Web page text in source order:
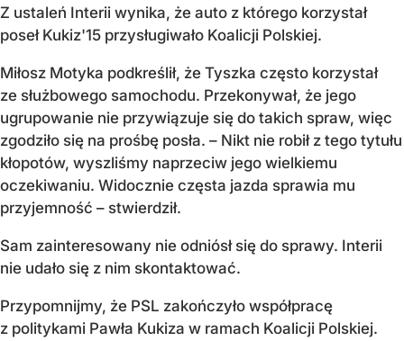
Z ustaleń Interii wynika, że auto z którego korzystał
poseł Kukiz'15 przysługiwało Koalicji Polskiej.
Miłosz Motyka podkreślił, że Tyszka często korzystał
ze służbowego samochodu. Przekonywał, że jego
ugrupowanie nie przywiązuje się do takich spraw, więc
zgodziło się na prośbę posła. – Nikt nie robił z tego tytułu
kłopotów, wyszliśmy naprzeciw jego wielkiemu
oczekiwaniu. Widocznie częsta jazda sprawia mu
przyjemność – stwierdził.
Sam zainteresowany nie odniósł się do sprawy. Interii
nie udało się z nim skontaktować.
Przypomnijmy, że PSL zakończyło współpracę
z politykami Pawła Kukiza w ramach Koalicji Polskiej.